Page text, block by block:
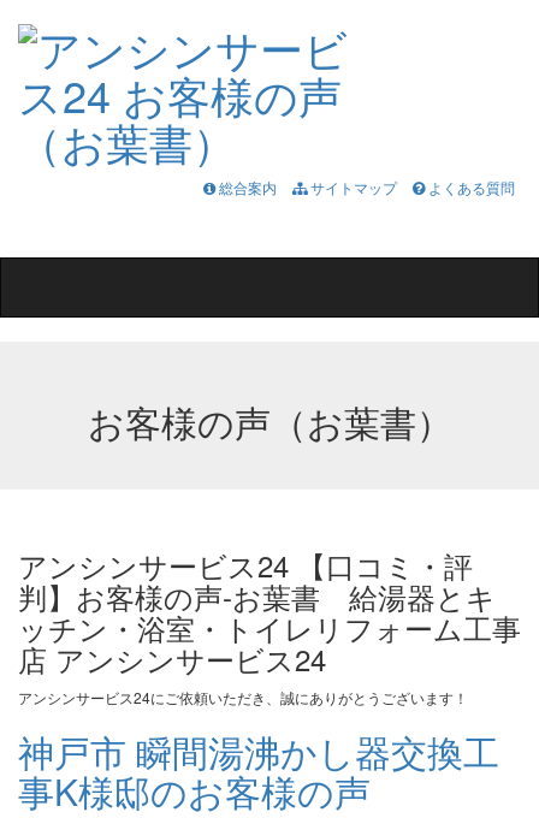
総合案内 サイトマップ
よくある質問
お客様の声（お葉書）
アンシンサービス24 【口コミ・評
判】お客様の声-お葉書 給湯器とキ
ッチン・浴室・トイレリフォーム工事
店 アンシンサービス24
アンシンサービス24にご依頼いただき、誠にありがとうございます！
神戸市 瞬間湯沸かし器交換工
事K様邸のお客様の声